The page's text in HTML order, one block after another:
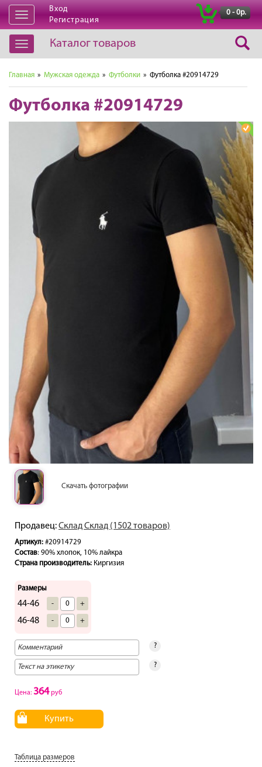
Открыть
навигацию
Вход
Регистрация
0 - 0р.
Открыть
навигацию
Каталог товаров
Главная » Мужская одежда » Футболки » Футболка #20914729
Футболка #20914729
Скачать фотографии
Продавец:Склад Склад (1502 товаров)
Артикул: #20914729
Состав: 90% хлопок, 10% лайкра
Страна производитель: Киргизия
Размеры
44-46 - +
46-48 - +
?
?
Цена: 364руб
Купить
Таблица размеров